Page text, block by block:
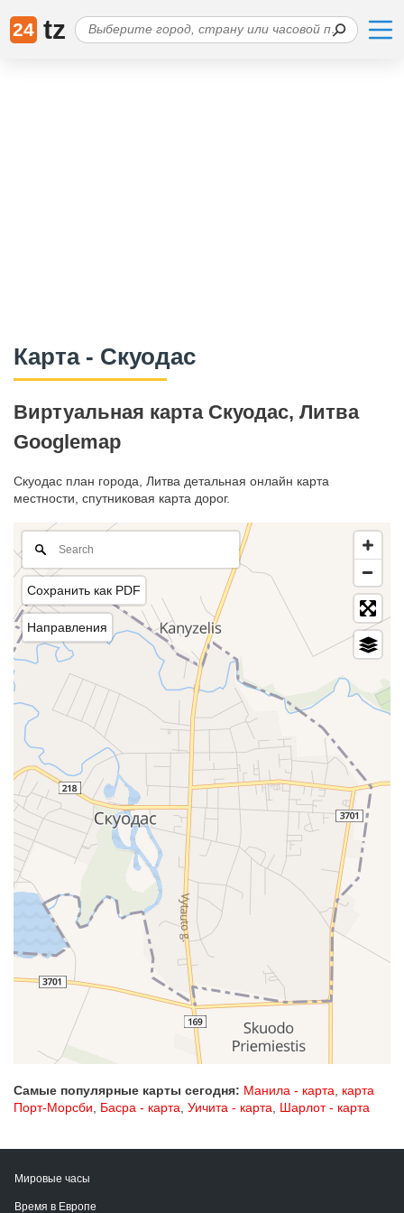
24 tz
Карта - Скуодас
Виртуальная карта Скуодас, Литва
Googlemap
Скуодас план города, Литва детальная онлайн карта
местности, спутниковая карта дорог.
Сохранить как PDF
Направления
Самые популярные карты сегодня: Манила - карта, карта
Порт-Морсби, Басра - карта, Уичита - карта, Шарлот - карта
Мировые часы
Время в Европе